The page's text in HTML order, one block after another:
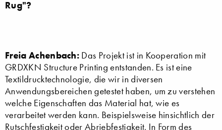
Rug"?
Freia Achenbach: Das Projekt ist in Kooperation mit
GRDXKN Structure Printing entstanden. Es ist eine
Textildrucktechnologie, die wir in diversen
Anwendungsbereichen getestet haben, um zu verstehen
welche Eigenschaften das Material hat, wie es
verarbeitet werden kann. Beispielsweise hinsichtlich der
Rutschfestigkeit oder Abriebfestigkeit. In Form des